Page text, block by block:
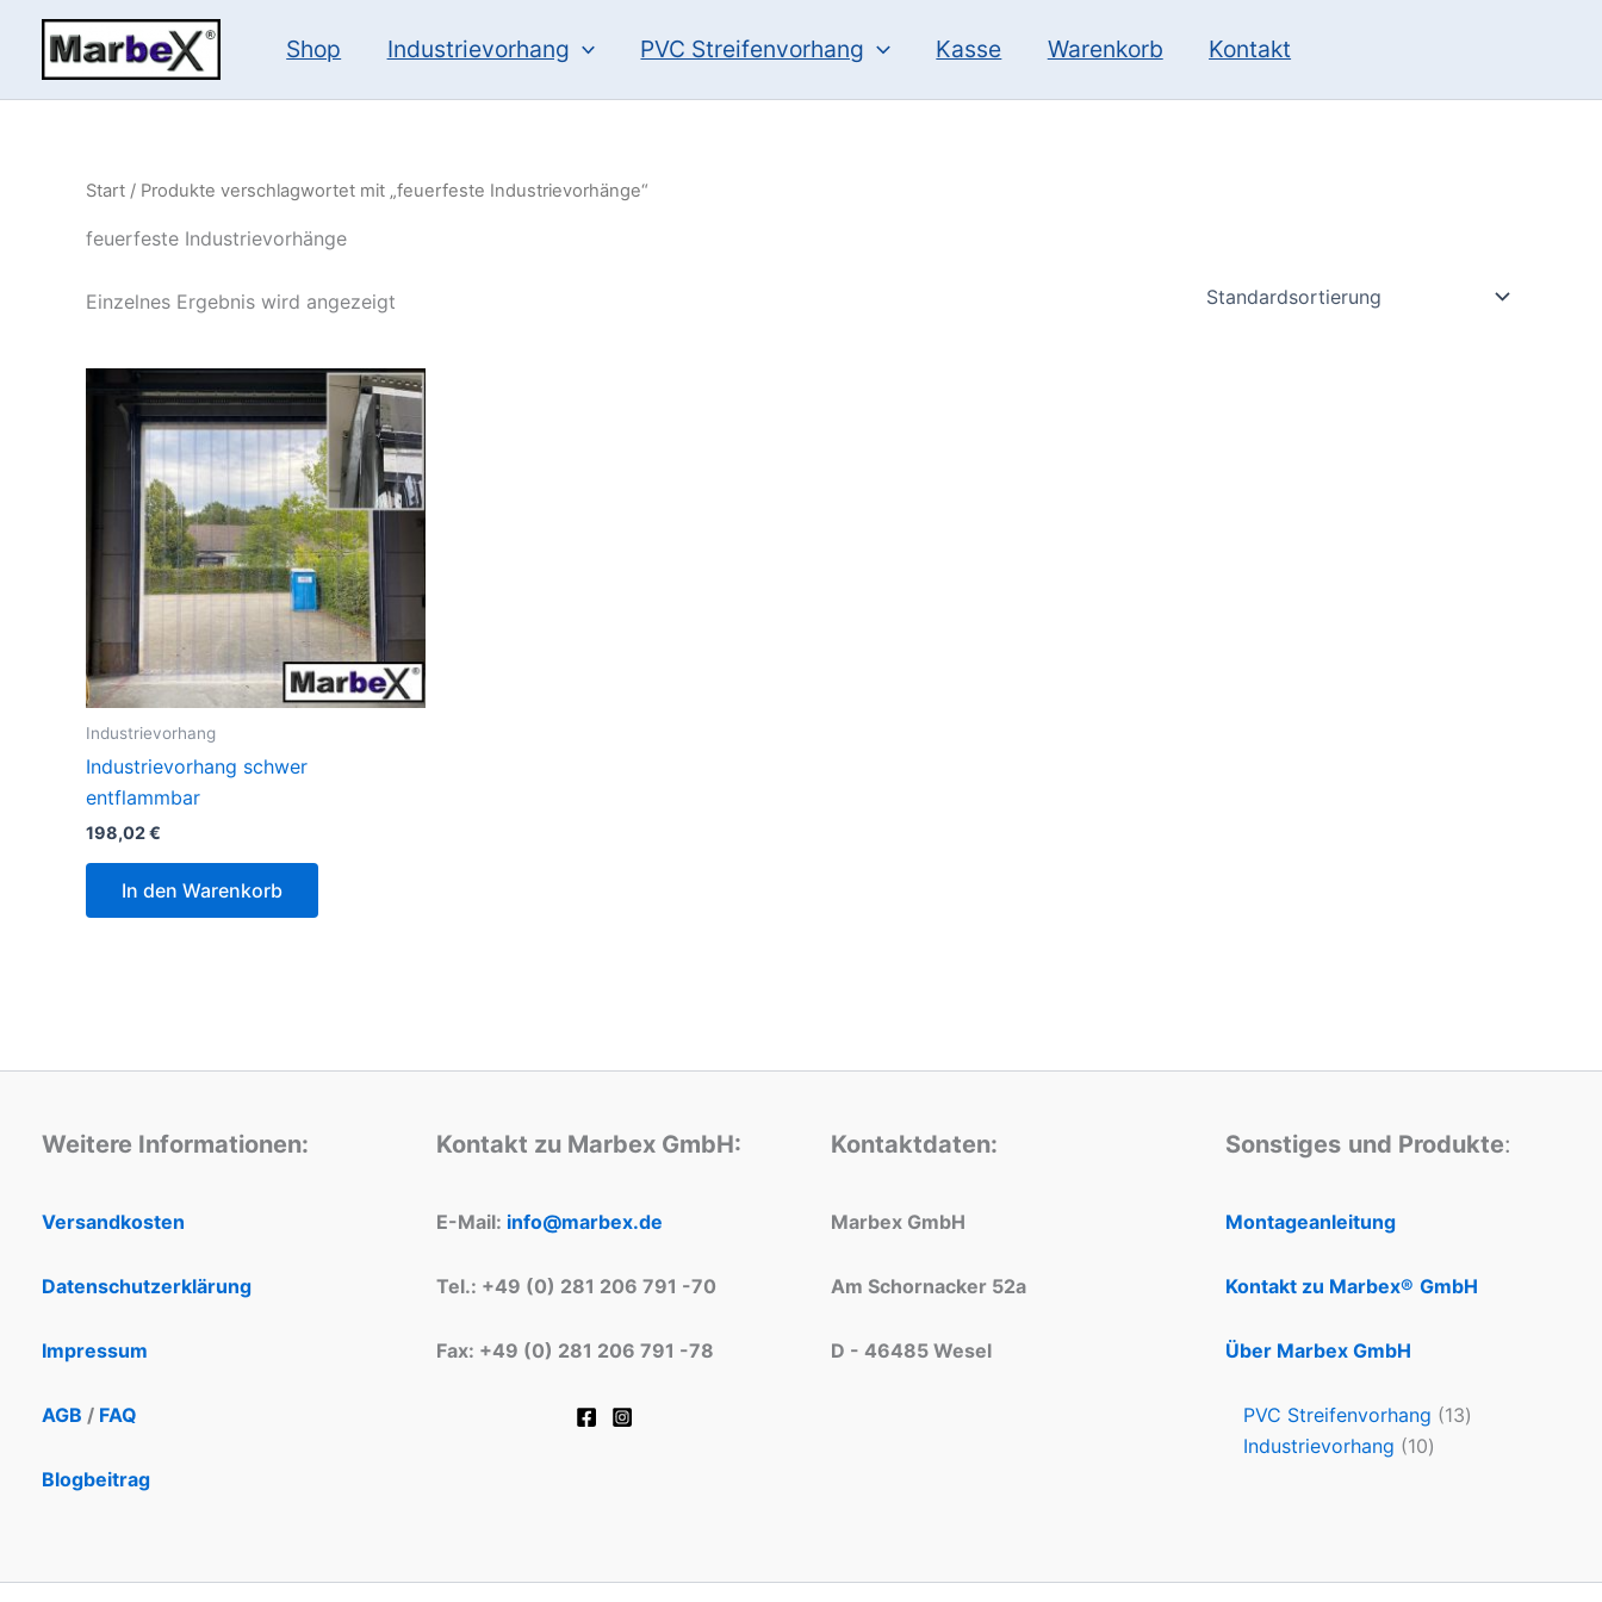
springen
Shop Industrievorhang PVC Streifenvorhang Kasse Warenkorb Kontakt
Start / Produkte verschlagwortet mit „feuerfeste Industrievorhänge“
feuerfeste Industrievorhänge
Einzelnes Ergebnis wird angezeigt
Industrievorhang
Industrievorhang schwer
entflammbar
198,02€
In den Warenkorb
Weitere Informationen:
Versandkosten
Datenschutzerklärung
Impressum
AGB / FAQ
Blogbeitrag
Kontakt zu Marbex GmbH:
E-Mail: info@marbex.de
Tel.: +49 (0) 281 206 791 -70
Fax: +49 (0) 281 206 791 -78
Kontaktdaten:
Marbex GmbH
Am Schornacker 52a
D - 46485 Wesel
Sonstiges und Produkte:
Montageanleitung
Kontakt zu Marbex® GmbH
Über Marbex GmbH
PVC Streifenvorhang 13
Industrievorhang 10